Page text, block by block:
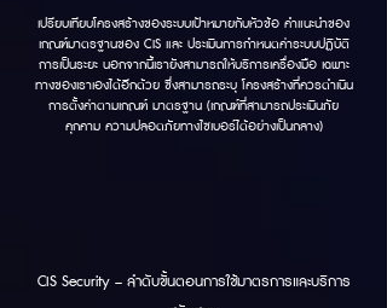
เปรียบเทียบโครงสร้างของระบบเป้าหมายกับหัวข้อ คำแนะนำของ
เกณฑ์มาตรฐานของ CIS และ ประเมินการกำหนดค่าระบบปฏิบัติ
การเป็นระยะ นอกจากนี้เรายังสามารถให้บริการเครื่องมือ เฉพาะ
ทางของเราเองได้อีกด้วย ซึ่งสามารถระบุ โครงสร้างที่ควรดำเนิน
การตั้งค่าตามเกณฑ์ มาตรฐาน (เกณฑ์ที่สามารถประเมินภัย
คุกคาม ความปลอดภัยทางไซเบอร์ได้อย่างเป็นกลาง)
CIS Security – ลำดับขั้นตอนการใช้มาตรการและบริการ